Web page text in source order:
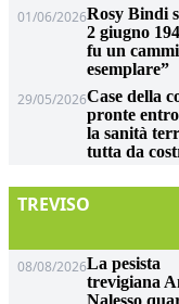
01/06/2026Rosy Bindi
2 giugno
fu un
esemplare”
29/05/2026Case della
pronte
la sanità
tutta da
TREVISO
08/08/2026La pesista
trevigiana